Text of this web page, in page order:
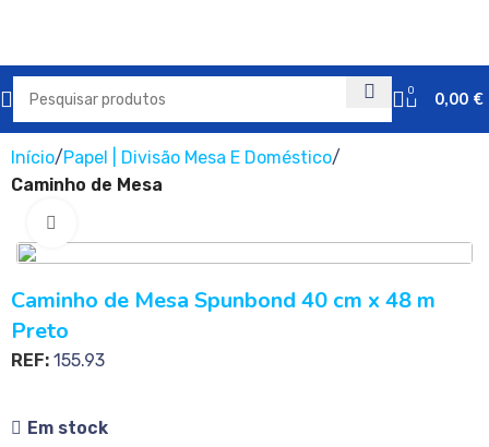
0 0,00 €
Início Papel | Divisão Mesa E Doméstico
Caminho de Mesa
Caminho de Mesa Spunbond 40 cm x 48 m
Preto
REF: 155.93
Em stock